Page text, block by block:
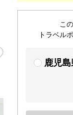
こ
トラベル
鹿児